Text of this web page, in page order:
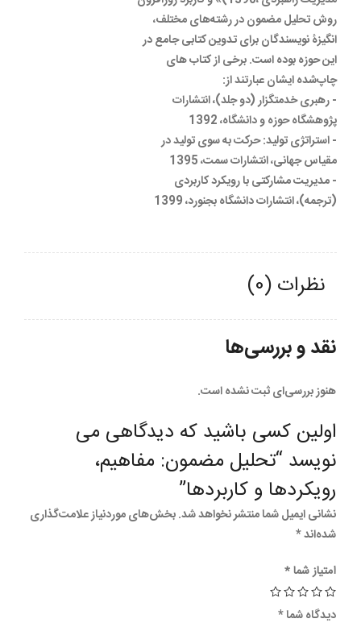
روش تحلیل مضمون در رشته‌های مختلف،
انگیزۀ نویسندگان برای تدوین کتابی جامع در
این حوزه بوده است. برخی از کتاب های
چاپ‌شده ایشان عبارتند از:
- رهبری خدمتگزار (دو جلد)، انتشارات
پژوهشگاه حوزه و دانشگاه، 1392
- استراتژی تولید: حرکت به سوی تولید در
مقیاس جهانی، انتشارات سمت، 1395
- مدیریت مشارکتی با رویکرد کاربردی
(ترجمه)، انتشارات دانشگاه بجنورد، 1399
نظرات (0)
نقد و بررسی‌ها
هنوز بررسی‌ای ثبت نشده است.
اولین کسی باشید که دیدگاهی می
نویسد “تحلیل مضمون: مفاهیم،
رویکردها و کاربردها”
نشانی ایمیل شما منتشر نخواهد شد.بخش‌های موردنیاز علامت‌گذاری
شده‌اند*
امتیاز شما*
دیدگاه شما*